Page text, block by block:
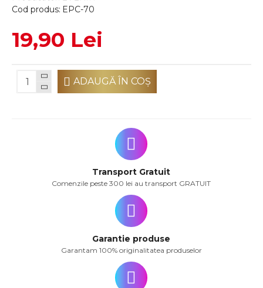
Cod produs: EPC-70
19,90 Lei
ADAUGĂ ÎN COŞ
Transport Gratuit
Comenzile peste 300 lei au transport GRATUIT
Garantie produse
Garantam 100% originalitatea produselor